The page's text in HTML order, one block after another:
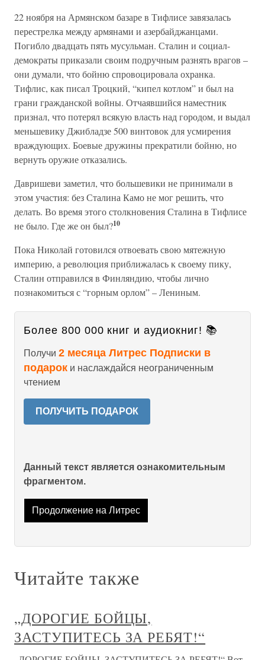
22 ноября на Армянском базаре в Тифлисе завязалась
перестрелка между армянами и азербайджанцами.
Погибло двадцать пять мусульман. Сталин и социал-
демократы приказали своим подручным разнять врагов –
они думали, что бойню спровоцировала охранка.
Тифлис, как писал Троцкий, “кипел котлом” и был на
грани гражданской войны. Отчаявшийся наместник
признал, что потерял всякую власть над городом, и выдал
меньшевику Джибладзе 500 винтовок для усмирения
враждующих. Боевые дружины прекратили бойню, но
вернуть оружие отказались.
Давришеви заметил, что большевики не принимали в
этом участия: без Сталина Камо не мог решить, что
делать. Во время этого столкновения Сталина в Тифлисе
не было. Где же он был?10
Пока Николай готовился отвоевать свою мятежную
империю, а революция приближалась к своему пику,
Сталин отправился в Финляндию, чтобы лично
познакомиться с “горным орлом” – Лениным.
Более 800 000 книг и аудиокниг! 📚
Получи 2 месяца Литрес Подписки в
подарок и наслаждайся неограниченным
чтением
ПОЛУЧИТЬ ПОДАРОК
Данный текст является ознакомительным
фрагментом.
Продолжение на Литрес
Читайте также
„ДОРОГИЕ БОЙЦЫ,
ЗАСТУПИТЕСЬ ЗА РЕБЯТ!“